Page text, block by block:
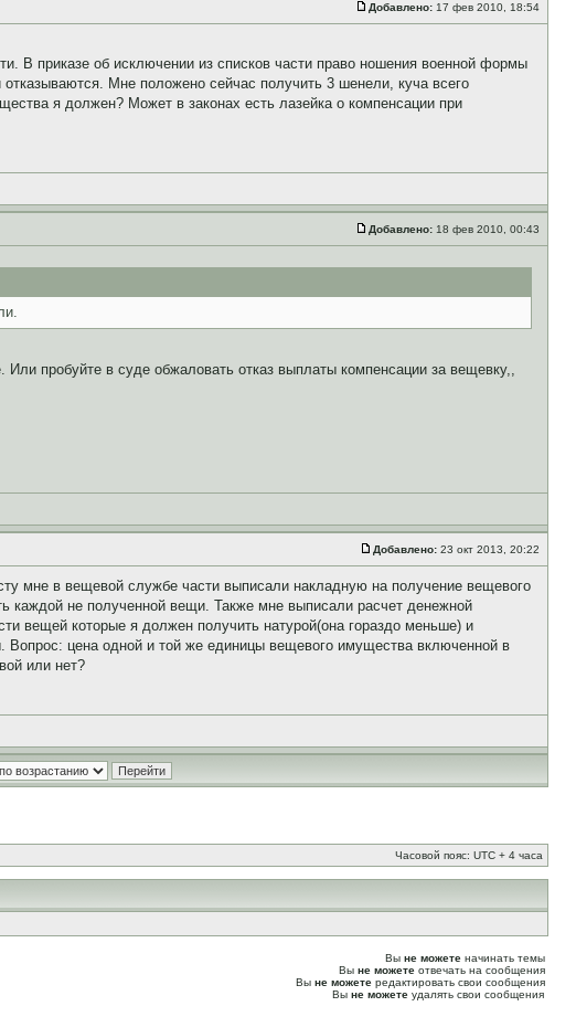
Добавлено: 17 фев 2010, 18:54
В приказе об исключении из списков части право ношения военной формы
Мне положено сейчас получить 3 шенели, куча всего
я должен? Может в законах есть лазейка о компенсации при
Добавлено: 18 фев 2010, 00:43
пробуйте в суде обжаловать отказ выплаты компенсации за вещевку,,
Добавлено: 23 окт 2013, 20:22
мне в вещевой службе части выписали накладную на получение вещевого
каждой не полученной вещи. Также мне выписали расчет денежной
вещей которые я должен получить натурой(она гораздо меньше) и
цена одной и той же единицы вещевого имущества включенной в
или нет?
Часовой пояс: UTC + 4 часа
Вы не можете начинать темы
Вы не можете отвечать на сообщения
Вы не можете редактировать свои сообщения
Вы не можете удалять свои сообщения